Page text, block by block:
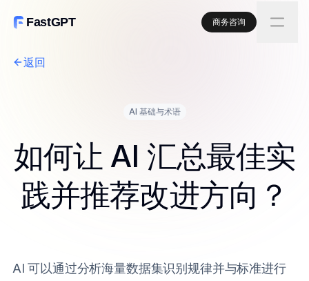
FastGPT 商务咨询
返回
AI 基础与术语
如何让 AI 汇总最佳实
践并推荐改进方向？
AI 可以通过分析海量数据集识别规律并与标准进行